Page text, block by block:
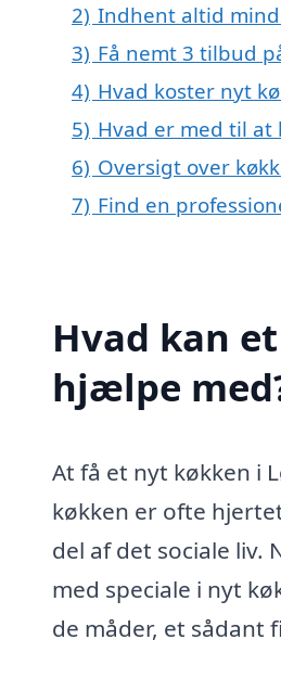
2) Indhent altid
3) Få nemt 3 tilbud
4) Hvad koster nyt
5) Hvad er med til at
6) Oversigt over
7) Find en
Hvad kan
hjælpe
At få et nyt køkken i
køkken er ofte
del af det sociale liv.
med speciale i nyt
de måder, et sådant